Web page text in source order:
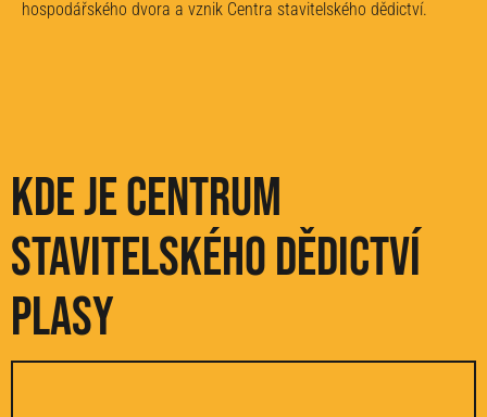
hospodářského dvora a vznik Centra stavitelského dědictví.
Kde je Centrum
stavitelského dědictví
Plasy